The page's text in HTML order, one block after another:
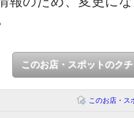
このお店・スポットのク
このお店・ス